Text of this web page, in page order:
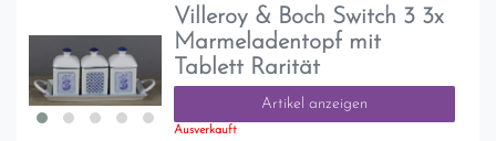
Villeroy & Boch Switch 3 3x
Marmeladentopf mit
Tablett Rarität
Artikel anzeigen
Ausverkauft